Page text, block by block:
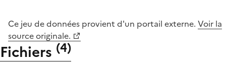
Ce jeu de données provient d'un portail externe. Voir la
source originale.
Fichiers (4)